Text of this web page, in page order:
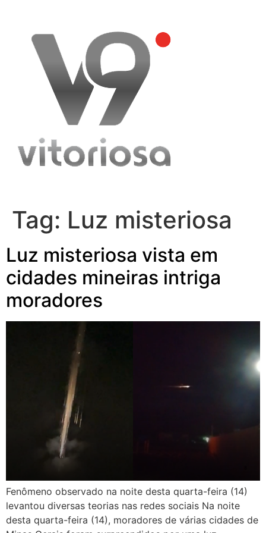
content
Tag: Luz misteriosa
Luz misteriosa vista em
cidades mineiras intriga
moradores
Fenômeno observado na noite desta quarta-feira (14)
levantou diversas teorias nas redes sociais Na noite
desta quarta-feira (14), moradores de várias cidades de